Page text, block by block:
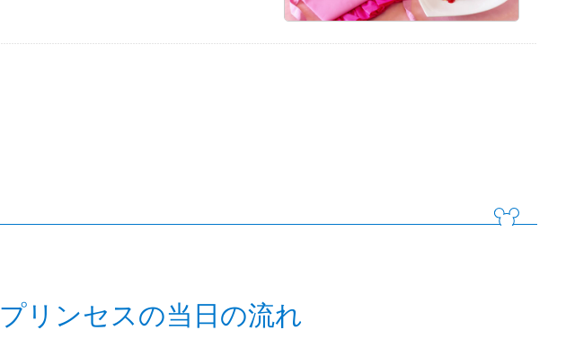
プリンセスの当日の流れ